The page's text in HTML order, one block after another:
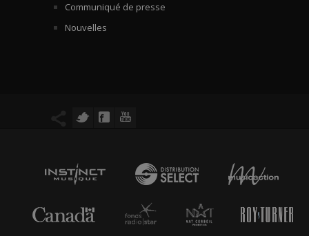
Communiqué de presse
Nouvelles